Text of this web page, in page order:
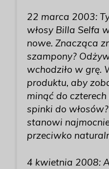
22 marca 2003:
włosy Billa Selfa
nowe. Znacząca
szampony?
wchodziło w grę.
produktu, aby
minąć do
spinki do
stanowi
przeciwko
4 kwietnia 2008: